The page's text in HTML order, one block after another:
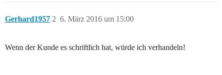
Gerhard1957 6. März 2016 um 15:00
2
Wenn der Kunde es schriftlich hat, würde ich verhandeln!